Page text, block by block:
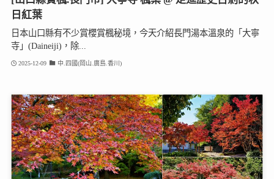
日紅葉
日本山口縣有不少賞櫻賞楓秘境，今天介紹長門湯本溫泉的「大寧
寺」(Daineiji)，除...
2025-12-09 中.四國(岡山.廣島.香川)